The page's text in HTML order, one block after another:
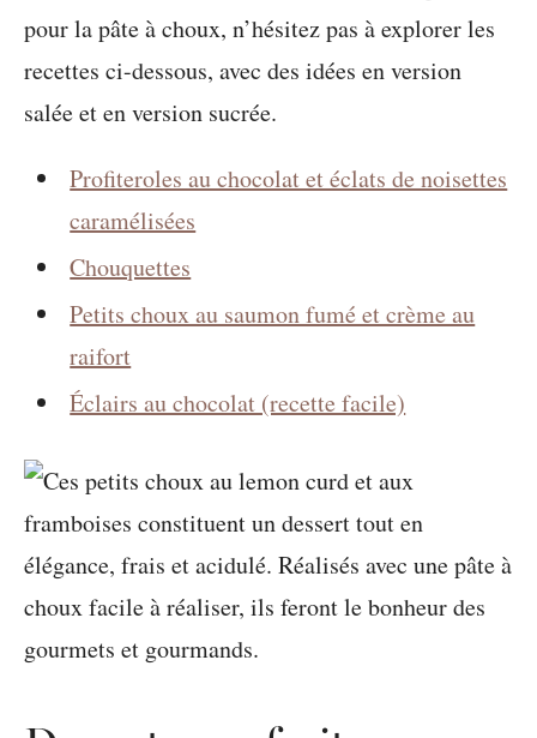
pour la pâte à choux, n’hésitez pas à explorer les
recettes ci-dessous, avec des idées en version
salée et en version sucrée.
Profiteroles au chocolat et éclats de noisettes
caramélisées
Chouquettes
Petits choux au saumon fumé et crème au
raifort
Éclairs au chocolat (recette facile)